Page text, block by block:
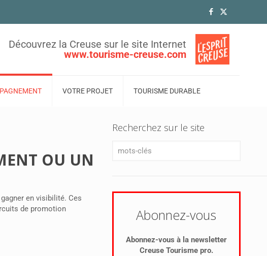
VOTRE PROJET TOURISME DURABLE
Découvrez la Creuse sur le site Internet
www.tourisme-creuse.com
OU UN
en visibilité. Ces
de promotion
Recherchez sur le site
Abonnez-vous
Abonnez-vous à la newsletter
Creuse Tourisme pro.